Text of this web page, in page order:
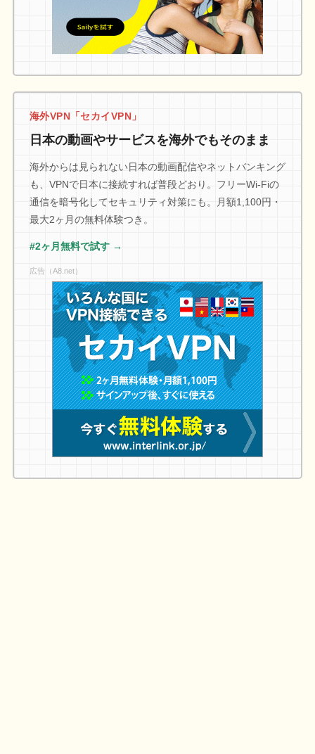
海外VPN「セカイVPN」
日本の動画やサービスを海外でもそのまま
海外からは見られない日本の動画配信やネットバンキング
も、VPNで日本に接続すれば普段どおり。フリーWi-Fiの
通信を暗号化してセキュリティ対策にも。月額1,100円・
最大2ヶ月の無料体験つき。
#2ヶ月無料で試す →
広告（A8.net）